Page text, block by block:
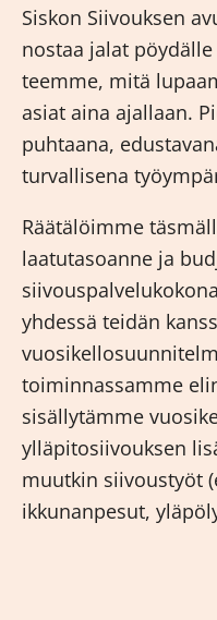
Siskon Siivouksen
nostaa jalat
teemme, mitä
asiat aina ajallaan.
puhtaana,
turvallisena
Räätälöimme
laatutasoanne ja
yhdessä teidän
toiminnassamme
sisällytämme
ylläpitosiivouksen
muutkin siivoustyöt
ikkunanpesut,